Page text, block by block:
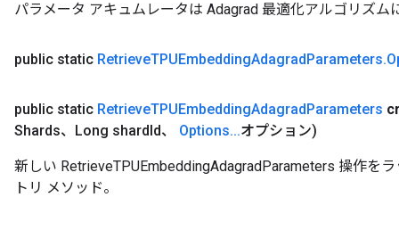
パラメータ アキュムレータは Adagrad 最適化アルゴリズム
public static RetrieveTPUEmbeddingAdagradParameters.
public static RetrieveTPUEmbeddingAdagradParameters
Shards、Long shardId、 Options...オプション)
新しい RetrieveTPUEmbeddingAdagradParameters 操作を
トリ メソッド。